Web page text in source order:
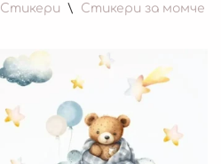
Стикери \ Стикери за момче